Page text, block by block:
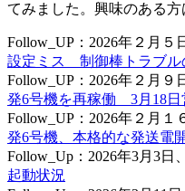
てみました。興味のある
Follow_UP：2026年２月５
設定ミス__制御棒トラブ
Follow_UP：2026年２月９
発6号機を再稼働 3月18日
Follow_UP：2026年２月１
発6号機、本格的な発送電
Follow_Up：2026年3月3日、
起動状況